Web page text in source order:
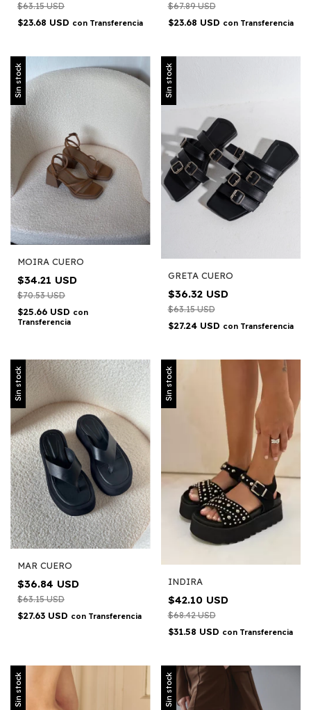
$63.15 USD
$23.68 USD con Transferencia
$67.89 USD
$23.68 USD con Transferencia
Sin stock
MOIRA CUERO
$34.21 USD
$70.53 USD
$25.66 USD con
Transferencia
Sin stock
GRETA CUERO
$36.32 USD
$63.15 USD
$27.24 USD con Transferencia
Sin stock
MAR CUERO
$36.84 USD
$63.15 USD
$27.63 USD con Transferencia
Sin stock
INDIRA
$42.10 USD
$68.42 USD
$31.58 USD con Transferencia
Sin stock Sin stock